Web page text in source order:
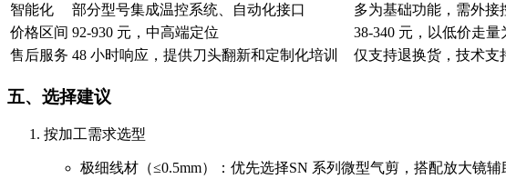
智能化
部分型号集成温控系统、自动化接口
多为基础功能，需外接
价格区间 92-930 元，中高端定位
38-340 元，以低价走量
售后服务 48 小时响应，提供刀头翻新和定制化培训 仅支持退换货，技术支
五、选择建议
按加工需求选型
极细线材（≤0.5mm）：优先选择SN 系列微型气剪，搭配放大镜辅